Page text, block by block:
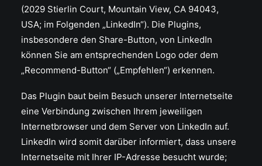
(2029 Stierlin Court, Mountain View, CA 94043,
USA; im Folgenden „LinkedIn“). Die Plugins,
insbesondere den Share-Button, von LinkedIn
können Sie am entsprechenden Logo oder dem
„Recommend-Button“ („Empfehlen“) erkennen.
Das Plugin baut beim Besuch unserer Internetseite
eine Verbindung zwischen Ihrem jeweiligen
Internetbrowser und dem Server von LinkedIn auf.
LinkedIn wird somit darüber informiert, dass unsere
Internetseite mit Ihrer IP-Adresse besucht wurde;